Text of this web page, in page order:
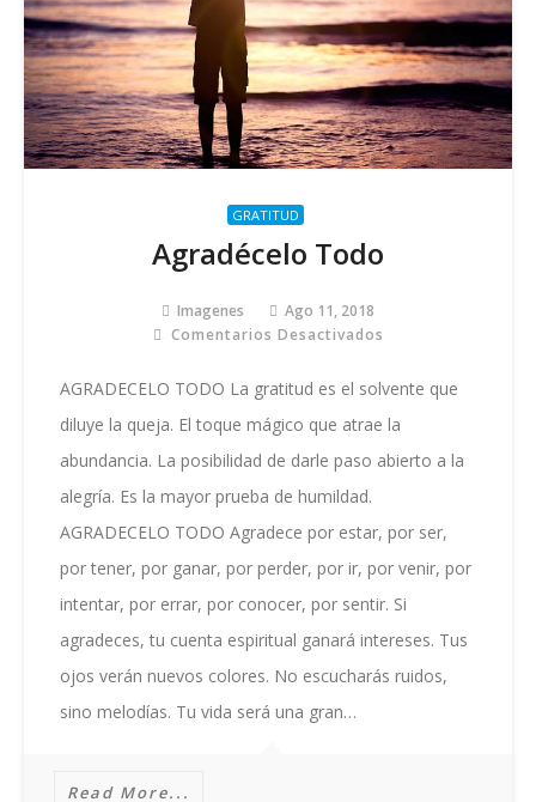
GRATITUD
Agradécelo Todo
Imagenes
Ago 11, 2018
Comentarios Desactivados
Todo
AGRADECELO TODO La gratitud es el solvente que
diluye la queja. El toque mágico que atrae la
abundancia. La posibilidad de darle paso abierto a la
alegría. Es la mayor prueba de humildad.
AGRADECELO TODO Agradece por estar, por ser,
por tener, por ganar, por perder, por ir, por venir, por
intentar, por errar, por conocer, por sentir. Si
agradeces, tu cuenta espiritual ganará intereses. Tus
ojos verán nuevos colores. No escucharás ruidos,
sino melodías. Tu vida será una gran…
Read More...